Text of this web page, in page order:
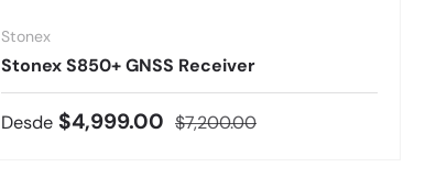
Stonex
Stonex S850+ GNSS Receiver
Precio de venta
Desde $4,999.00 Precio normal
$7,200.00